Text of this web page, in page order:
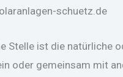
schuetz.de
Stelle ist die natürliche
oder gemeinsam mit